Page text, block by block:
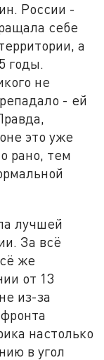
России -
себе
а
годы.
не
- ей
это уже
рано, тем
лучшей
За всё
же
от 13
из-за
настолько
в угол